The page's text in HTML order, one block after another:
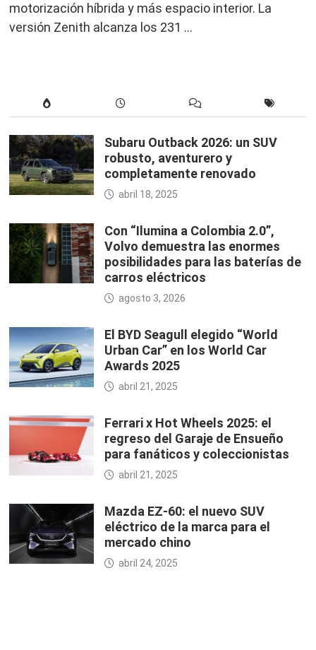
motorización híbrida y más espacio interior. La
versión Zenith alcanza los 231 …
Subaru Outback 2026: un SUV
robusto, aventurero y
completamente renovado
abril 18, 2025
Con “Ilumina a Colombia 2.0”,
Volvo demuestra las enormes
posibilidades para las baterías de
carros eléctricos
agosto 3, 2026
El BYD Seagull elegido “World
Urban Car” en los World Car
Awards 2025
abril 21, 2025
Ferrari x Hot Wheels 2025: el
regreso del Garaje de Ensueño
para fanáticos y coleccionistas
abril 21, 2025
Mazda EZ-60: el nuevo SUV
eléctrico de la marca para el
mercado chino
abril 24, 2025